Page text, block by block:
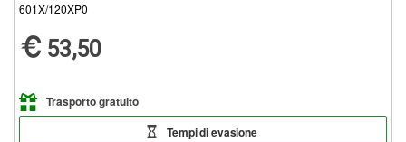
601X/120XP0
53,50
Trasporto gratuito
Tempi di evasione